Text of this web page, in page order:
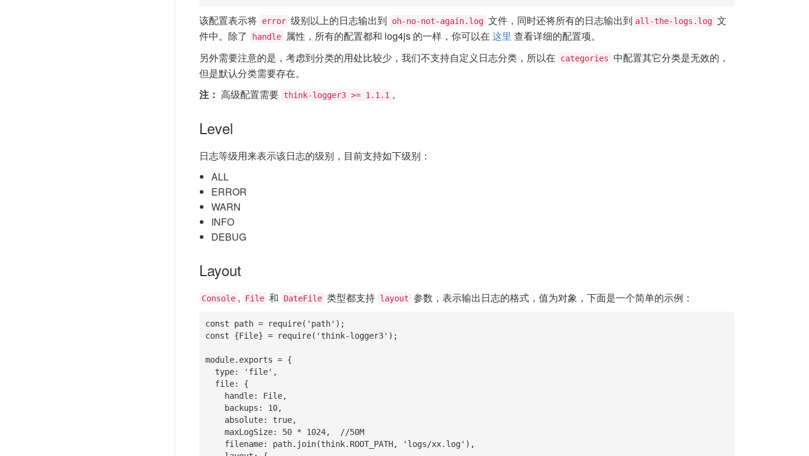
该配置表示将 error 级别以上的日志输出到 oh-no-not-again.log 文件，同时还将所有的日志输出到 all-the-logs.log 文
件中。除了
handle 属性，所有的配置都和 log4js 的一样，你可以在 这里 查看详细的配置项。
另外需要注意的是，考虑到分类的用处比较少，我们不支持自定义日志分类，所以在
categories
中配置其它分类是无效的，
但是默认分类需要存在。
注： 高级配置需要 think-logger3 >= 1.1.1 。
Level
日志等级用来表示该日志的级别，目前支持如下级别：
ALL
ERROR
WARN
INFO
DEBUG
Layout
Console , File 和 DateFile 类型都支持 layout 参数，表示输出日志的格式，值为对象，下面是一个简单的示例：
const path = require('path');
const {File} = require('think-logger3');
module.exports = {